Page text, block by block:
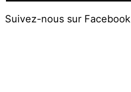
Suivez-nous sur Facebook